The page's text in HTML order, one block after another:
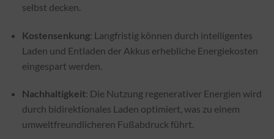
selbst decken.
Kostensenkung: Langfristig können durch intelligentes
Laden und Entladen der Akkus erhebliche Energiekosten
eingespart werden.
Nachhaltigkeit: Die Nutzung regenerativer Energien wird
durch bidirektionales Laden optimiert, was zu einem
umweltfreundlicheren Fußabdruck führt.